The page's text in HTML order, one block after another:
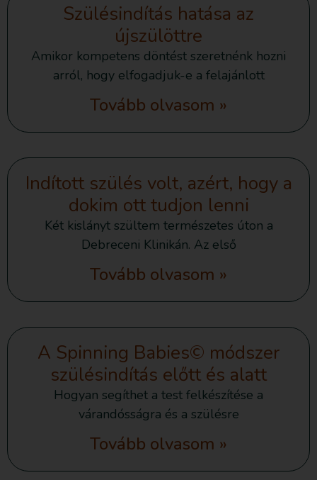
Szülésindítás hatása az
újszülöttre
Amikor kompetens döntést szeretnénk hozni
arról, hogy elfogadjuk-e a felajánlott
Tovább olvasom »
Indított szülés volt, azért, hogy a
dokim ott tudjon lenni
Két kislányt szültem természetes úton a
Debreceni Klinikán. Az első
Tovább olvasom »
A Spinning Babies©️ módszer
szülésindítás előtt és alatt
Hogyan segíthet a test felkészítése a
várandósságra és a szülésre
Tovább olvasom »